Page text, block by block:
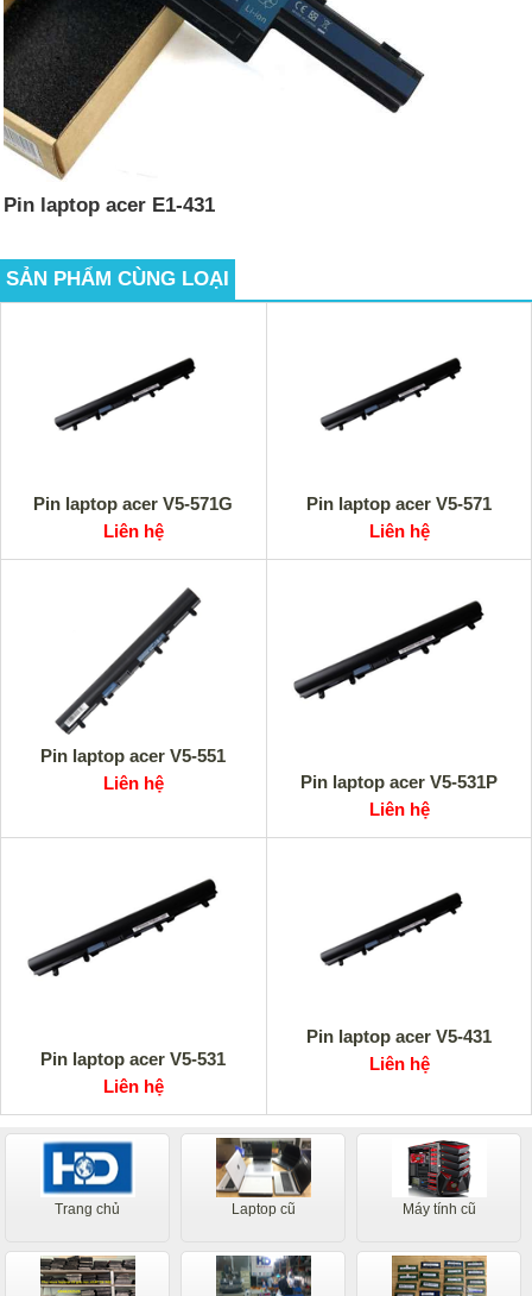
Pin laptop acer E1-431
SẢN PHẨM CÙNG LOẠI
Pin laptop acer V5-571G
Liên hệ
Pin laptop acer V5-571
Liên hệ
Pin laptop acer V5-551
Liên hệ
Pin laptop acer V5-531P
Liên hệ
Pin laptop acer V5-531
Liên hệ
Pin laptop acer V5-431
Liên hệ
Trang chủ Laptop cũ Máy tính cũ